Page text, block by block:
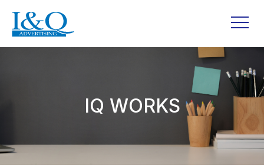
IQ WORKS